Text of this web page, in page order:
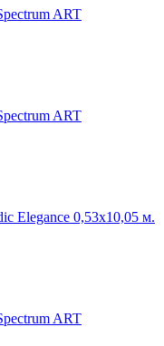
ART
ART
Elegance 0,53x10,05 м.
ART